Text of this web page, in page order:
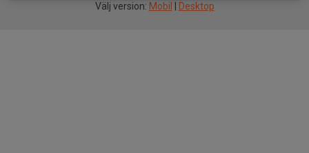
Välj version: Mobil Desktop